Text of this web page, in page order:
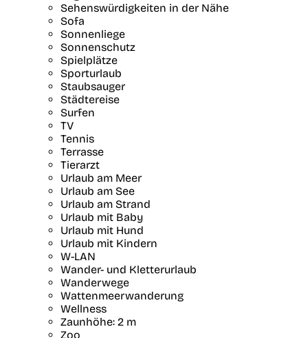
Sehenswürdigkeiten in der Nähe
Sofa
Sonnenliege
Sonnenschutz
Spielplätze
Sporturlaub
Staubsauger
Städtereise
Surfen
TV
Tennis
Terrasse
Tierarzt
Urlaub am Meer
Urlaub am See
Urlaub am Strand
Urlaub mit Baby
Urlaub mit Hund
Urlaub mit Kindern
W-LAN
Wander- und Kletterurlaub
Wanderwege
Wattenmeerwanderung
Wellness
Zaunhöhe: 2 m
Zoo